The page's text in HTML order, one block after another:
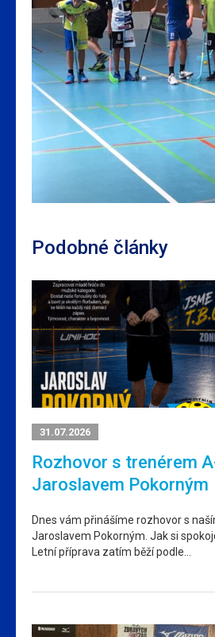
Podobné články
31.07.2026
Rozhovor s trenérem
Jaroslavem Pokorným
Dnes vám přinášíme rozhovor s
Jaroslavem Pokorným. Jak si
Letní příprava zatím běží podle…